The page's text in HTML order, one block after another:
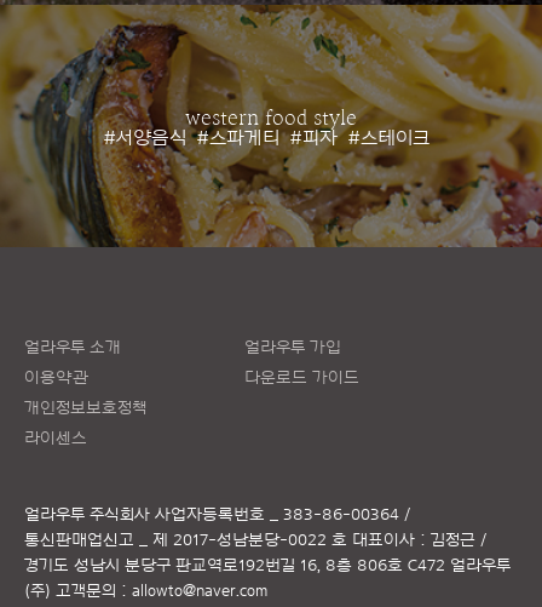
western food style
#서양음식 #스파게티 #피자 #스테이크
얼라우투 소개
이용약관
개인정보보호정책
라이센스
얼라우투 가입
다운로드 가이드
얼라우투 주식회사 사업자등록번호 _ 383-86-00364 /
통신판매업신고 _ 제 2017-성남분당-0022 호 대표이사 : 김정근 /
경기도 성남시 분당구 판교역로192번길 16, 8층 806호 C472 얼라우투
(주) 고객문의 : allowto@naver.com